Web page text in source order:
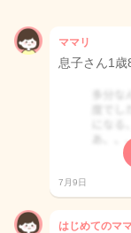
ママリ
息子さん1
7月9日
はじめてのマ